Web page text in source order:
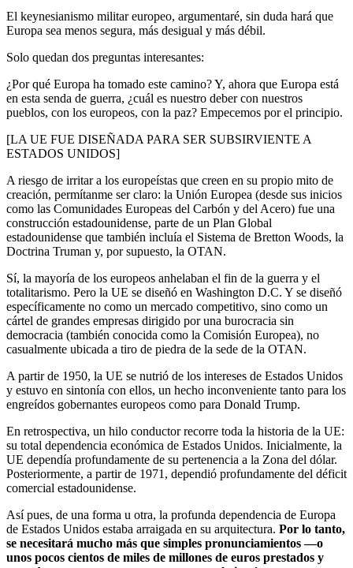
El keynesianismo militar europeo, argumentaré, sin duda hará que
Europa sea menos segura, más desigual y más débil.
Solo quedan dos preguntas interesantes:
¿Por qué Europa ha tomado este camino? Y, ahora que Europa está
en esta senda de guerra, ¿cuál es nuestro deber con nuestros
pueblos, con los europeos, con la paz? Empecemos por el principio.
[LA UE FUE DISEÑADA PARA SER SUBSIRVIENTE A
ESTADOS UNIDOS]
A riesgo de irritar a los europeístas que creen en su propio mito de
creación, permítanme ser claro: la Unión Europea (desde sus inicios
como las Comunidades Europeas del Carbón y del Acero) fue una
construcción estadounidense, parte de un Plan Global
estadounidense que también incluía el Sistema de Bretton Woods, la
Doctrina Truman y, por supuesto, la OTAN.
Sí, la mayoría de los europeos anhelaban el fin de la guerra y el
totalitarismo. Pero la UE se diseñó en Washington D.C. Y se diseñó
específicamente no como un mercado competitivo, sino como un
cártel de grandes empresas dirigido por una burocracia sin
democracia (también conocida como la Comisión Europea), no
casualmente ubicada a tiro de piedra de la sede de la OTAN.
A partir de 1950, la UE se nutrió de los intereses de Estados Unidos
y estuvo en sintonía con ellos, un hecho inconveniente tanto para los
engreídos gobernantes europeos como para Donald Trump.
En retrospectiva, un hilo conductor recorre toda la historia de la UE:
su total dependencia económica de Estados Unidos. Inicialmente, la
UE dependía profundamente de su pertenencia a la Zona del dólar.
Posteriormente, a partir de 1971, dependió profundamente del déficit
comercial estadounidense.
Así pues, de una forma u otra, la profunda dependencia de Europa
de Estados Unidos estaba arraigada en su arquitectura. Por lo tanto,
se necesitará mucho más que simples pronunciamientos —o
unos pocos cientos de miles de millones de euros prestados y